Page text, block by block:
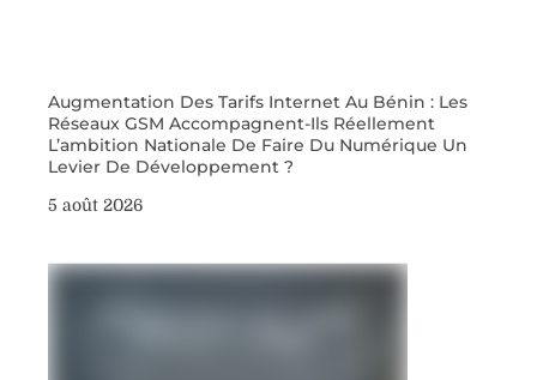
Augmentation Des Tarifs Internet Au Bénin : Les
Réseaux GSM Accompagnent-Ils Réellement
L’ambition Nationale De Faire Du Numérique Un
Levier De Développement ?
5 août 2026